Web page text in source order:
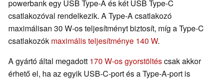
powerbank egy USB Type-A és két USB Type-C
csatlakozóval rendelkezik. A Type-A csatlakozó
maximálisan 30 W-os teljesítményt biztosít, míg a Type-C
csatlakozók maximális teljesítménye 140 W.
A gyártó által megadott 170 W-os gyorstöltéscsak akkor
érhető el, ha az egyik USB-C-port és a Type-A-port is